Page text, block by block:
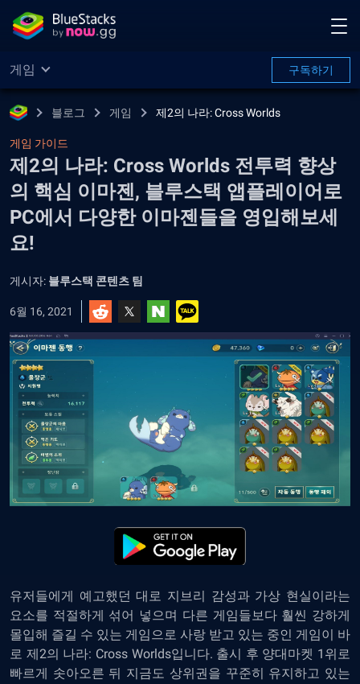
게임 구독하기
블로그 게임 제2의 나라: Cross Worlds
게임 가이드
제2의 나라: Cross Worlds 전투력 향상
의 핵심 이마젠, 블루스택 앱플레이어로
PC에서 다양한 이마젠들을 영입해보세
요!
게시자: 블루스택 콘텐츠 팀
6월 16, 2021
유저들에게 예고했던 대로 지브리 감성과 가상 현실이라는
요소를 적절하게 섞어 넣으며 다른 게임들보다 훨씬 강하게
몰입해 즐길 수 있는 게임으로 사랑 받고 있는 중인 게임이 바
로 제2의 나라: Cross Worlds입니다. 출시 후 양대마켓 1위로
빠르게 솟아오른 뒤 지금도 상위권을 꾸준히 유지하고 있는